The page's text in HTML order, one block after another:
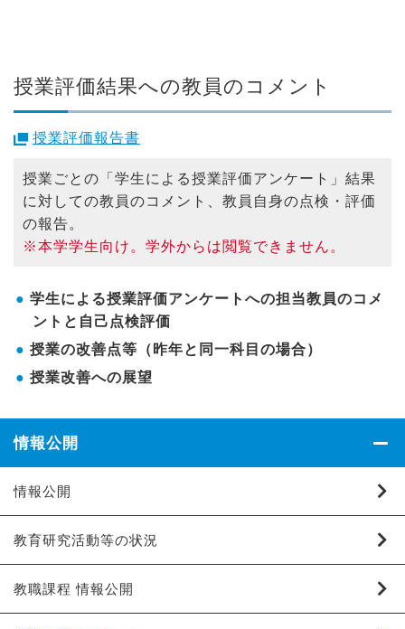
授業評価結果への教員のコメント
授業評価報告書
授業ごとの「学生による授業評価アンケート」結果
に対しての教員のコメント、教員自身の点検・評価
の報告。
※本学学生向け。学外からは閲覧できません。
学生による授業評価アンケートへの担当教員のコメ
ントと自己点検評価
授業の改善点等（昨年と同一科目の場合）
授業改善への展望
情報公開
情報公開
教育研究活動等の状況
教職課程 情報公開